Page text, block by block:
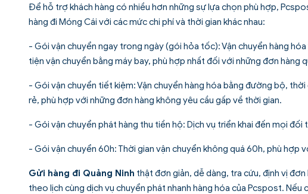
Để hỗ trợ khách hàng có nhiều hơn những sự lựa chọn phù hợp,
hàng đi Móng Cái với các mức chi phí và thời gian khác nhau:
- Gói vận chuyển ngay trong ngày (gói hỏa tốc): Vận chuyển hàng
tiện vận chuyển bằng máy bay, phù hợp nhất đối với những đơn hàng
- Gói vận chuyển tiết kiệm: Vận chuyển hàng hóa bằng đường bộ,
rẻ, phù hợp với những đơn hàng không yêu cầu gấp về thời gian.
- Gói vận chuyển phát hàng thu tiền hộ: Dịch vụ triển khai đến mọi
- Gói vận chuyển 60h: Thời gian vận chuyển không quá 60h, phù hợp
Gửi hàng đi Quảng Ninh thật đơn giản, dễ dàng, tra cứu, định vị
theo lịch cùng dịch vụ chuyển phát nhanh hàng hóa của Pcspost.